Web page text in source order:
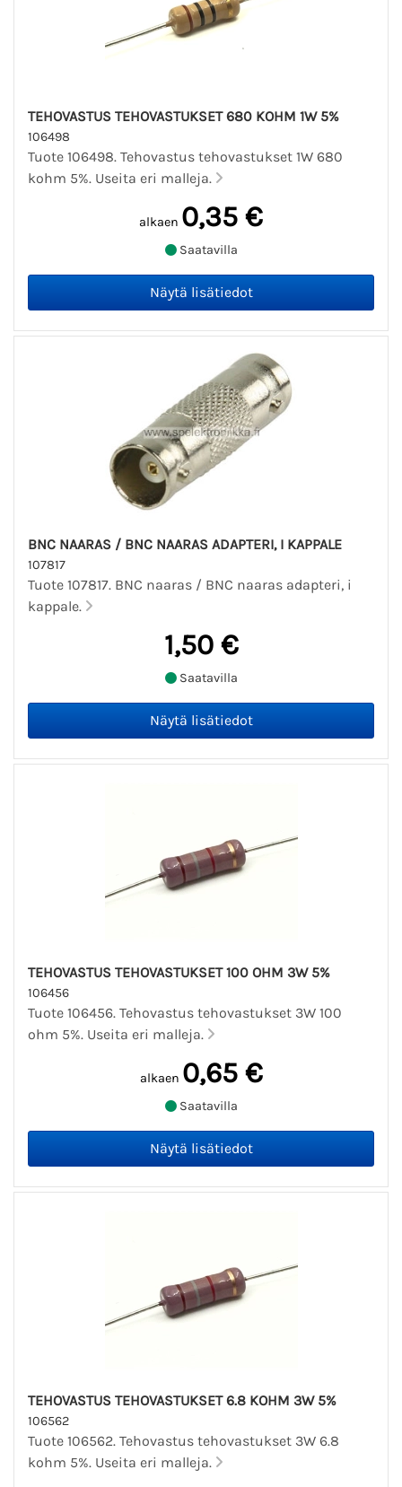
TEHOVASTUS TEHOVASTUKSET 680 KOHM 1W 5%
106498
Tuote 106498. Tehovastus tehovastukset 1W 680
kohm 5%. Useita eri malleja.
alkaen 0,35 €
Saatavilla
BNC NAARAS / BNC NAARAS ADAPTERI, I KAPPALE
107817
Tuote 107817. BNC naaras / BNC naaras adapteri, i
kappale.
1,50 €
Saatavilla
TEHOVASTUS TEHOVASTUKSET 100 OHM 3W 5%
106456
Tuote 106456. Tehovastus tehovastukset 3W 100
ohm 5%. Useita eri malleja.
alkaen 0,65 €
Saatavilla
TEHOVASTUS TEHOVASTUKSET 6.8 KOHM 3W 5%
106562
Tuote 106562. Tehovastus tehovastukset 3W 6.8
kohm 5%. Useita eri malleja.